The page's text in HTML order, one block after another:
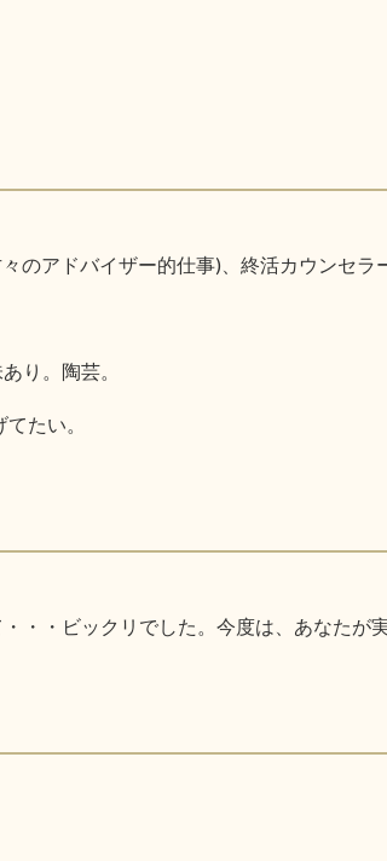
のアドバイザー的仕事)、終活カウンセラ
り。陶芸。
たい。
・・ビックリでした。今度は、あなたが